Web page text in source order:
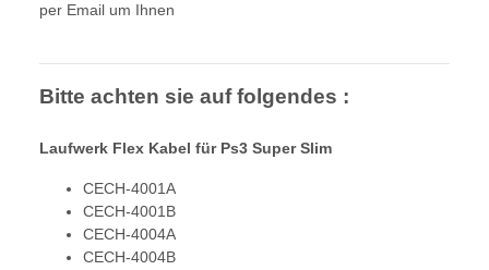
per Email um Ihnen
Bitte achten sie auf folgendes :
Laufwerk Flex Kabel für Ps3 Super Slim
CECH-4001A
CECH-4001B
CECH-4004A
CECH-4004B